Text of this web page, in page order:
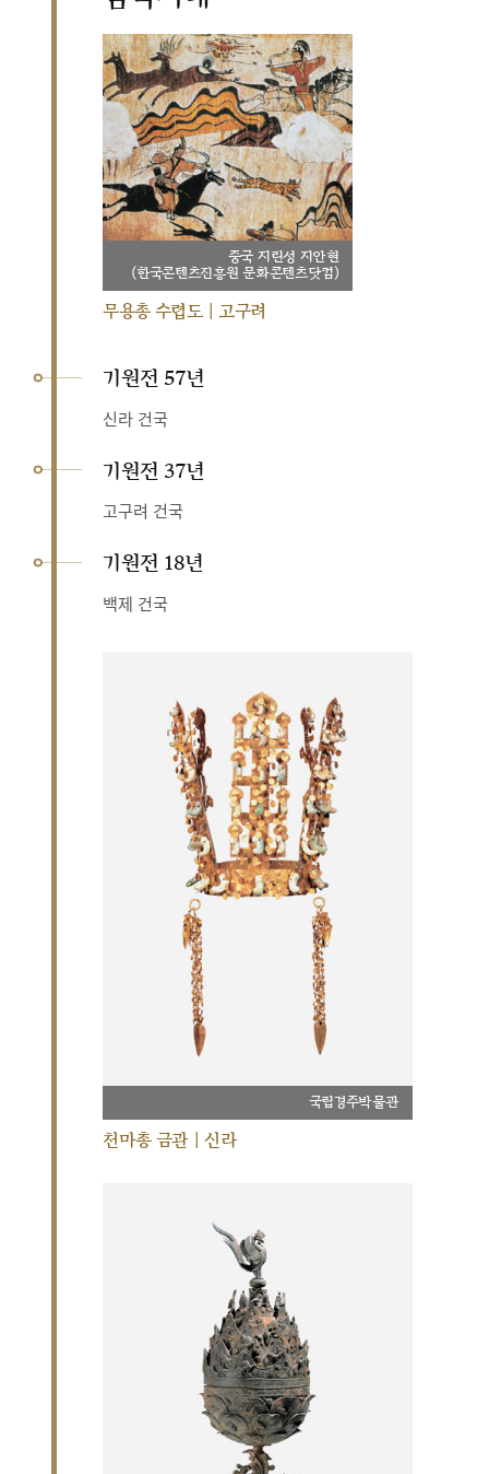
중국 지린성 지안현
(한국콘텐츠진흥원 문화콘텐츠닷컴)
무용총 수렵도 | 고구려
기원전 57년
신라 건국
기원전 37년
고구려 건국
기원전 18년
백제 건국
국립경주박물관
천마총 금관 | 신라